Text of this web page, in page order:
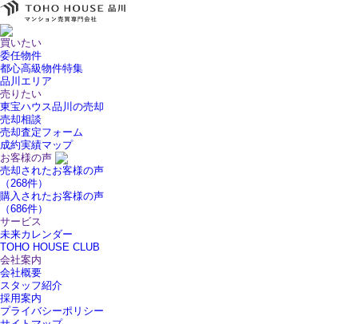
買いたい
委任物件
都心高級物件特集
品川エリア
売りたい
東宝ハウス品川の売却
売却相談
売却査定フォーム
成約実績マップ
お客様の声
売却されたお客様の声
（268件）
購入されたお客様の声
（686件）
サービス
未来カレンダー
TOHO HOUSE CLUB
会社案内
会社概要
スタッフ紹介
採用案内
プライバシーポリシー